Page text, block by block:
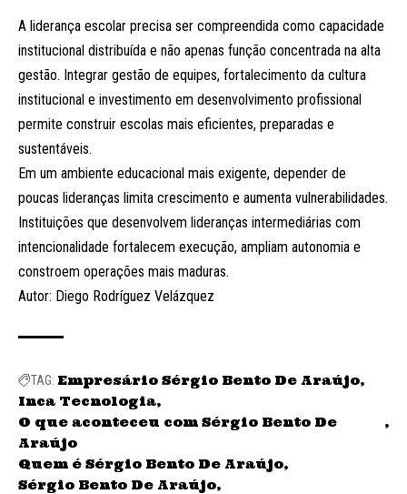
A liderança escolar precisa ser compreendida como capacidade
institucional distribuída e não apenas função concentrada na alta
gestão. Integrar gestão de equipes, fortalecimento da cultura
institucional e investimento em desenvolvimento profissional
permite construir escolas mais eficientes, preparadas e
sustentáveis.
Em um ambiente educacional mais exigente, depender de
poucas lideranças limita crescimento e aumenta vulnerabilidades.
Instituições que desenvolvem lideranças intermediárias com
intencionalidade fortalecem execução, ampliam autonomia e
constroem operações mais maduras.
Autor: Diego Rodríguez Velázquez
TAG: Empresário Sérgio Bento De Araújo
Inca Tecnologia
O que aconteceu com Sérgio Bento De
Araújo
Quem é Sérgio Bento De Araújo
Sérgio Bento De Araújo